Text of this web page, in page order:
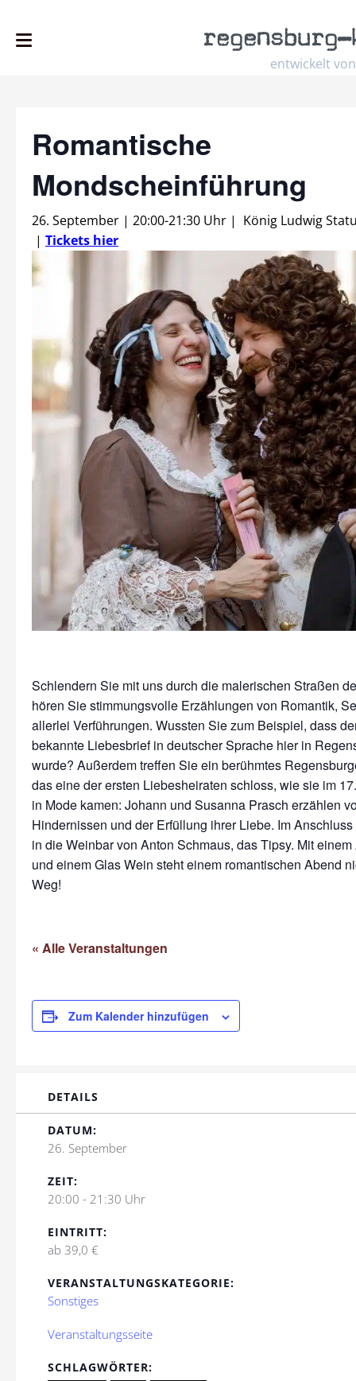
entwickelt von
regensburg–
Romantische
Mondscheinführung
26. September | 20:00-21:30 Uhr | König Ludwig
| Tickets hier
Schlendern Sie mit uns durch die malerischen Straßen
hören Sie stimmungsvolle Erzählungen von Romantik,
allerlei Verführungen. Wussten Sie zum Beispiel, dass
bekannte Liebesbrief in deutscher Sprache hier in
wurde? Außerdem treffen Sie ein berühmtes
das eine der ersten Liebesheiraten schloss, wie sie im
in Mode kamen: Johann und Susanna Prasch erzählen
Hindernissen und der Erfüllung ihrer Liebe. Im
in die Weinbar von Anton Schmaus, das Tipsy. Mit
und einem Glas Wein steht einem romantischen Abend
Weg!
« Alle Veranstaltungen
Zum Kalender hinzufügen
DETAILS
DATUM:
26. September
ZEIT:
20:00 - 21:30 Uhr
EINTRITT:
ab 39,0 €
VERANSTALTUNGSKATEGORIE:
Sonstiges
Veranstaltungsseite
SCHLAGWÖRTER: